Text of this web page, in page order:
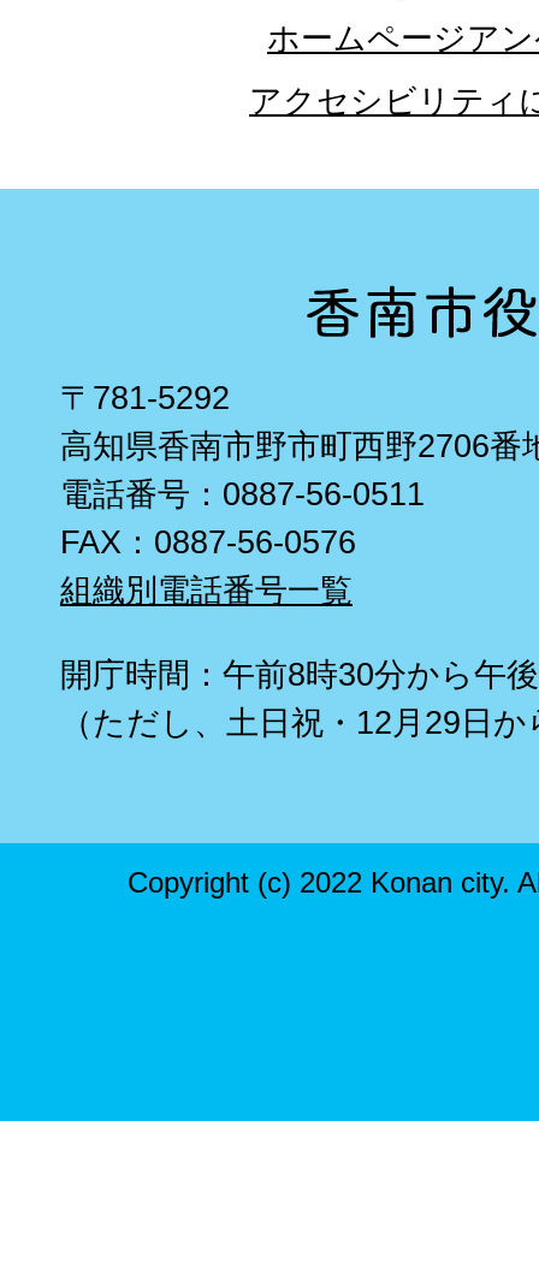
ホームページア
アクセシビリティ
〒781-5292
高知県香南市野市町西野2706番
電話番号：0887-56-0511
FAX：0887-56-0576
組織別電話番号一覧
開庁時間：午前8時30分から午
（ただし、土日祝・12月29日
Copyright (c) 2022 Konan city.